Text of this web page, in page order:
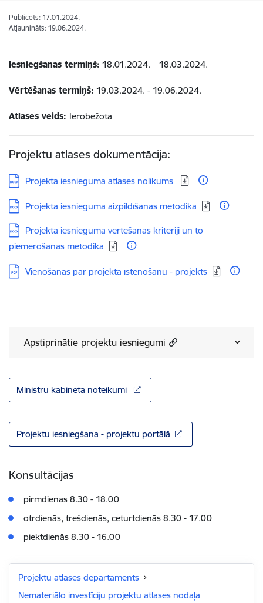
Publicēts: 17.01.2024.
Atjaunināts: 19.06.2024.
Iesniegšanas termiņš: 18.01.2024. – 18.03.2024.
Vērtēšanas termiņš: 19.03.2024. - 19.06.2024.
Atlases veids: Ierobežota
Projektu atlases dokumentācija:
Lejupielādēt:
Projekta iesnieguma atlases nolikums
Lejupielādēt:
Projekta iesnieguma aizpildīšanas metodika
Lejupielādēt:
Projekta iesnieguma vērtēšanas kritēriji un to
piemērošanas metodika
Lejupielādēt:
Vienošanās par projekta īstenošanu - projekts
Apstiprinātie projektu iesniegumi
Ministru kabineta noteikumi
Projektu iesniegšana - projektu portālā
Konsultācijas
pirmdienās 8.30 - 18.00
otrdienās, trešdienās, ceturtdienās 8.30 - 17.00
piektdienās 8.30 - 16.00
Projektu atlases departaments
Nemateriālo investīciju projektu atlases nodaļa